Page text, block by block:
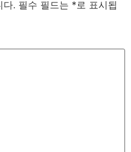
다. 필수 필드는 *로 표시됩